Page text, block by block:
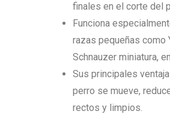
finales en el corte del
Funciona
razas pequeñas como
Schnauzer miniatura,
Sus principales
perro se mueve,
rectos y limpios.